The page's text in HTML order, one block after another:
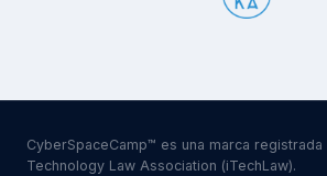
CyberSpaceCamp™ es una marca registrada
Technology Law Association (iTechLaw).